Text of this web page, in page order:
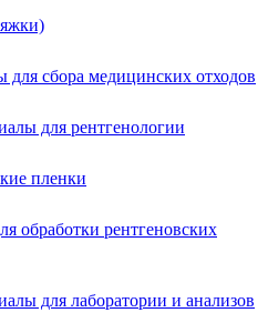
для сбора медицинских отходов
для рентгенологии
пленки
обработки рентгеновских
для лаборатории и анализов